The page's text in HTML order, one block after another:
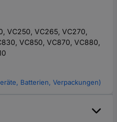
VC250, VC265, VC270,
VC850, VC870, VC880,
Batterien, Verpackungen)